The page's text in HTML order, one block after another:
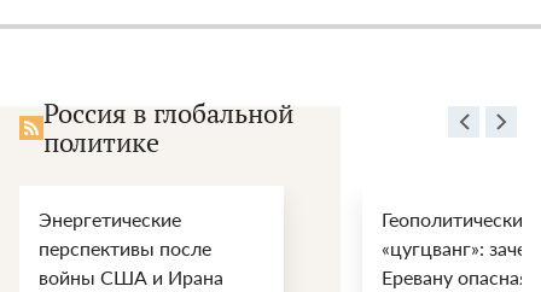
Россия в глобальной
политике
Энергетические
перспективы после
войны США и Ирана
Геополитический
«цугцванг»: зачем
Еревану опасная